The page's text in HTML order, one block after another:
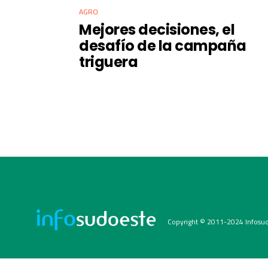
AGRO
Mejores decisiones, el
desafío de la campaña
triguera
Copyright © 2011-2024